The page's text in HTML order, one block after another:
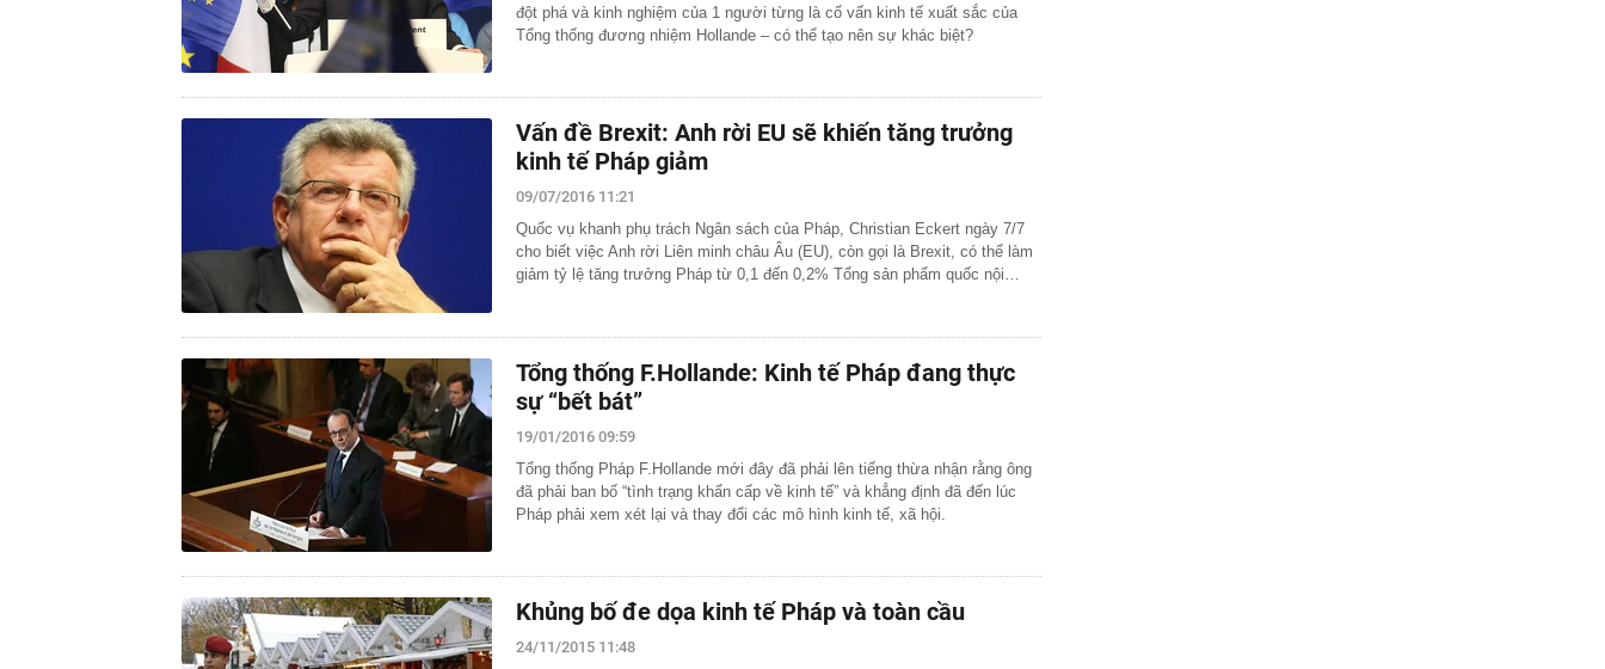
đột phá và kinh nghiệm của 1 người từng là cố vấn kinh tế xuất sắc của
Tổng thống đương nhiệm Hollande – có thể tạo nên sự khác biệt?
Vấn đề Brexit: Anh rời EU sẽ khiến tăng trưởng
kinh tế Pháp giảm
09/07/2016 11:21
Quốc vụ khanh phụ trách Ngân sách của Pháp, Christian Eckert ngày 7/7
cho biết việc Anh rời Liên minh châu Âu (EU), còn gọi là Brexit, có thể làm
giảm tỷ lệ tăng trưởng Pháp từ 0,1 đến 0,2% Tổng sản phẩm quốc nội…
Tổng thống F.Hollande: Kinh tế Pháp đang thực
sự “bết bát”
19/01/2016 09:59
Tổng thống Pháp F.Hollande mới đây đã phải lên tiếng thừa nhận rằng ông
đã phải ban bố “tình trạng khẩn cấp về kinh tế” và khẳng định đã đến lúc
Pháp phải xem xét lại và thay đổi các mô hình kinh tế, xã hội.
Khủng bố đe dọa kinh tế Pháp và toàn cầu
24/11/2015 11:48